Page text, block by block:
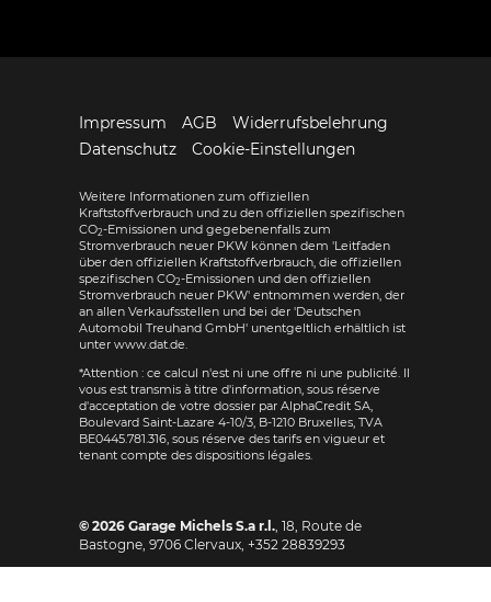
Impressum AGB
Widerrufsbelehrung
Datenschutz
Cookie-Einstellungen
Weitere Informationen zum offiziellen
Kraftstoffverbrauch und zu den offiziellen spezifischen
CO2-Emissionen und gegebenenfalls zum
Stromverbrauch neuer PKW können dem 'Leitfaden
über den offiziellen Kraftstoffverbrauch, die offiziellen
spezifischen CO2-Emissionen und den offiziellen
Stromverbrauch neuer PKW' entnommen werden, der
an allen Verkaufsstellen und bei der 'Deutschen
Automobil Treuhand GmbH' unentgeltlich erhältlich ist
unter www.dat.de.
*Attention : ce calcul n'est ni une offre ni une publicité. Il
vous est transmis à titre d'information, sous réserve
d'acceptation de votre dossier par AlphaCredit SA,
Boulevard Saint-Lazare 4-10/3, B-1210 Bruxelles, TVA
BE0445.781.316, sous réserve des tarifs en vigueur et
tenant compte des dispositions légales.
© 2026 Garage Michels S.a r.l., 18, Route de
Bastogne, 9706 Clervaux, +352 28839293